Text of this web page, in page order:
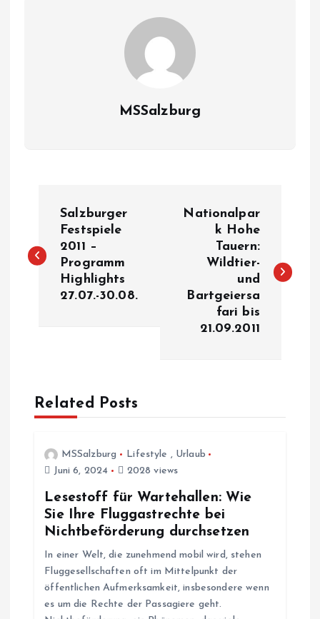
MSSalzburg
i
g
Salzburger
Festspiele
2011 –
Programm
Highlights
27.07.-30.08.
Nationalpar
k Hohe
Tauern:
Wildtier-
und
Bartgeiersa
fari bis
21.09.2011
Related Posts
MSSalzburg Lifestyle , Urlaub
Juni 6, 2024
2028 views
Lesestoff für Wartehallen: Wie
Sie Ihre Fluggastrechte bei
Nichtbeförderung durchsetzen
In einer Welt, die zunehmend mobil wird, stehen
Fluggesellschaften oft im Mittelpunkt der
öffentlichen Aufmerksamkeit, insbesondere wenn
es um die Rechte der Passagiere geht.